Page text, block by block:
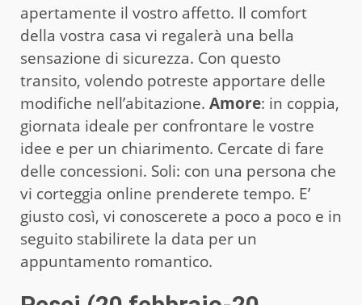
apertamente il vostro affetto. Il comfort
della vostra casa vi regalerà una bella
sensazione di sicurezza. Con questo
transito, volendo potreste apportare delle
modifiche nell’abitazione. Amore: in coppia,
giornata ideale per confrontare le vostre
idee e per un chiarimento. Cercate di fare
delle concessioni. Soli: con una persona che
vi corteggia online prenderete tempo. E’
giusto così, vi conoscerete a poco a poco e in
seguito stabilirete la data per un
appuntamento romantico.